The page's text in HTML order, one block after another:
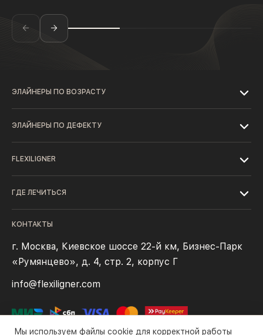
ЭЛАЙНЕРЫ ПО ВОЗРАСТУ
ЭЛАЙНЕРЫ ПО ДЕФЕКТУ
FLEXILIGNER
ГДЕ ЛЕЧИТЬСЯ
КОНТАКТЫ
г. Москва, Киевское шоссе 22-й км, Бизнес-Парк
«Румянцево», д. 4, стр. 2, корпус Г
info@flexiligner.com
Мы используем файлы cookie для корректной работы